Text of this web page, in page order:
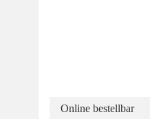
Online bestellbar